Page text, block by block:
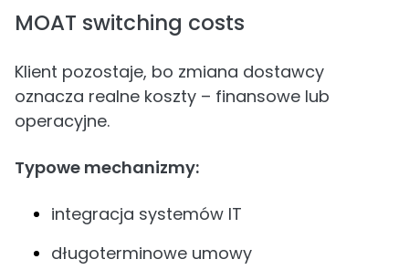
MOAT switching costs
Klient pozostaje, bo zmiana dostawcy
oznacza realne koszty – finansowe lub
operacyjne.
Typowe mechanizmy:
integracja systemów IT
długoterminowe umowy